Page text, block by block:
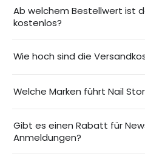
Ab welchem Bestellwert ist
kostenlos?
Wie hoch sind die
Welche Marken führt Nail
Gibt es einen Rabatt für
Anmeldungen?